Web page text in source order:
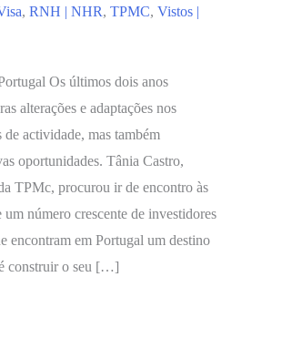
, RNH | NHR, TPMC, Vistos |
Os últimos dois anos
alterações e adaptações nos
de actividade, mas também
oportunidades. Tânia Castro,
TPMc, procurou ir de encontro às
um número crescente de investidores
encontram em Portugal um destino
construir o seu […]